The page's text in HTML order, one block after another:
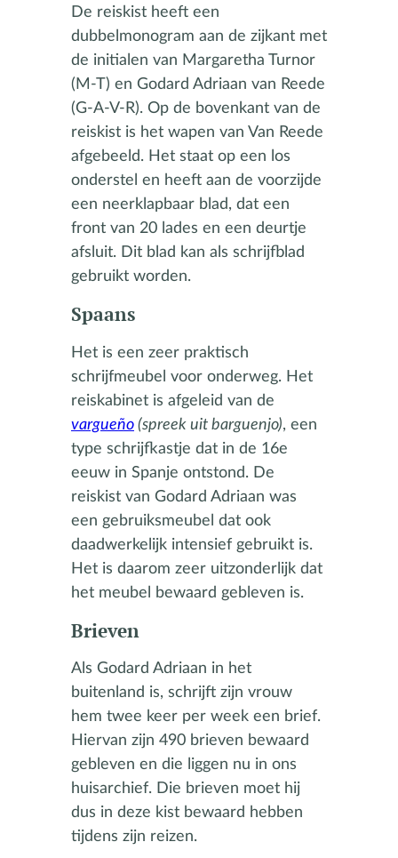
De reiskist heeft een
dubbelmonogram aan de zijkant met
de initialen van Margaretha Turnor
(M-T) en Godard Adriaan van Reede
(G-A-V-R). Op de bovenkant van de
reiskist is het wapen van Van Reede
afgebeeld. Het staat op een los
onderstel en heeft aan de voorzijde
een neerklapbaar blad, dat een
front van 20 lades en een deurtje
afsluit. Dit blad kan als schrijfblad
gebruikt worden.
Spaans
Het is een zeer praktisch
schrijfmeubel voor onderweg. Het
reiskabinet is afgeleid van de
vargueño (spreek uit barguenjo), een
type schrijfkastje dat in de 16e
eeuw in Spanje ontstond. De
reiskist van Godard Adriaan was
een gebruiksmeubel dat ook
daadwerkelijk intensief gebruikt is.
Het is daarom zeer uitzonderlijk dat
het meubel bewaard gebleven is.
Brieven
Als Godard Adriaan in het
buitenland is, schrijft zijn vrouw
hem twee keer per week een brief.
Hiervan zijn 490 brieven bewaard
gebleven en die liggen nu in ons
huisarchief. Die brieven moet hij
dus in deze kist bewaard hebben
tijdens zijn reizen.